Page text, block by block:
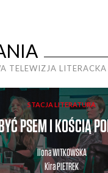
TELEWIZJA LITERACKA
STACJA LITERATURA
BYĆ PSEM I KOŚCIĄ
IlonaWITKOWSKA
KiraPIETREK